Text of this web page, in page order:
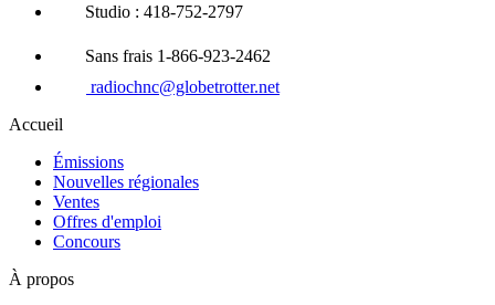
Studio : 418-752-2797
Sans frais 1-866-923-2462
radiochnc@globetrotter.net
Accueil
Émissions
Nouvelles régionales
Ventes
Offres d'emploi
Concours
À propos